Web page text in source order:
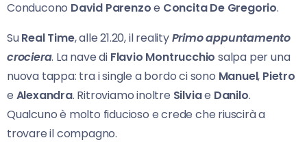
Conducono David Parenzoe Concita De Gregorio.
SuReal Time, alle 21.20, il realityPrimo appuntamento
crociera. La nave di Flavio Montrucchio salpa per una
nuova tappa: tra i single a bordo ci sono Manuel, Pietro
e Alexandra. Ritroviamo inoltre Silviae Danilo.
Qualcuno è molto fiducioso e crede che riuscirà a
trovare il compagno.